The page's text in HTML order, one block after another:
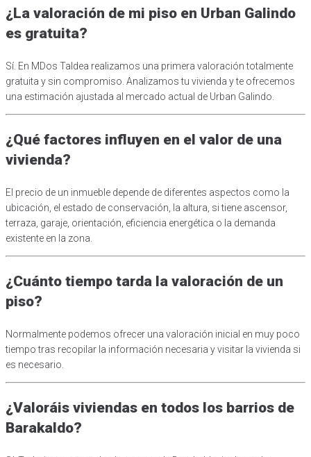
¿La valoración de mi piso en Urban Galindo
es gratuita?
Sí. En MDos Taldea realizamos una primera valoración totalmente
gratuita y sin compromiso. Analizamos tu vivienda y te ofrecemos
una estimación ajustada al mercado actual de Urban Galindo.
¿Qué factores influyen en el valor de una
vivienda?
El precio de un inmueble depende de diferentes aspectos como la
ubicación, el estado de conservación, la altura, si tiene ascensor,
terraza, garaje, orientación, eficiencia energética o la demanda
existente en la zona.
¿Cuánto tiempo tarda la valoración de un
piso?
Normalmente podemos ofrecer una valoración inicial en muy poco
tiempo tras recopilar la información necesaria y visitar la vivienda si
es necesario.
¿Valoráis viviendas en todos los barrios de
Barakaldo?